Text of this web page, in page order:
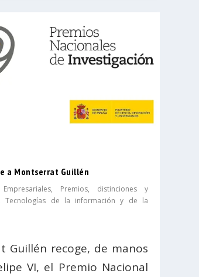
a Montserrat Guillén
, Premios, distinciones y
,Tecnologías de la información y de la
Guillén recoge, de manos
VI, el Premio Nacional